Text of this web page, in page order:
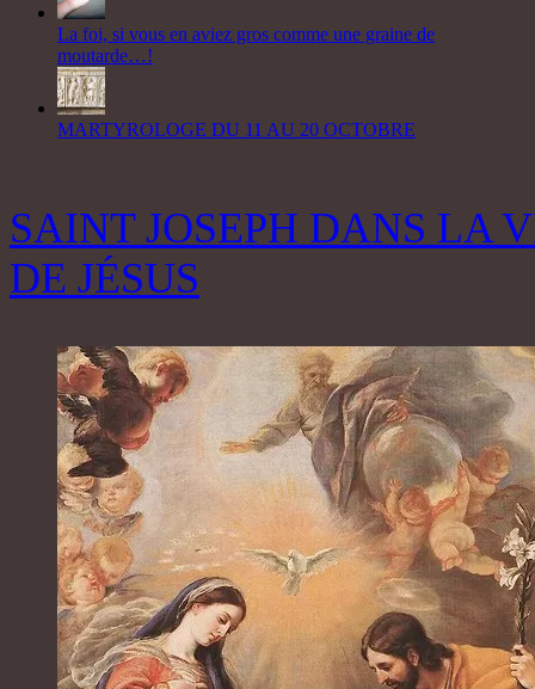
La foi, si vous en aviez gros comme une graine de
moutarde…!
MARTYROLOGE DU 11 AU 20 OCTOBRE
SAINT JOSEPH DANS LA
DE JÉSUS